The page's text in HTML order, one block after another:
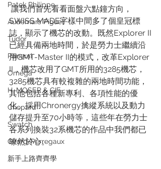
Patek Philippe
Audemars Piguet
Tudor
Panerai
Omega
H. MOSER & CIE.
Chopard
Swatch
Girard-Perregaux
新手上路齊齊學
讓我們首先看看面盤六點鐘方向，
SWISS MADE字樣中間多了個皇冠標
誌，顯示了機芯的改動。既然Explorer II
已經具備兩地時間，於是勞力士繼續沿
用GMT-Master II的模式，改革Explorer
II，機芯改用了GMT所用的3285機芯，
3285機芯具有較複雜的兩地時間功能，
其他包括各種新專利、各項性能的優
化、採用Chronergy擒縱系統以及動力
儲存提升至70小時等，這些年在勞力士
各系列換裝32系機芯的作品中我們都已
暸然於心。